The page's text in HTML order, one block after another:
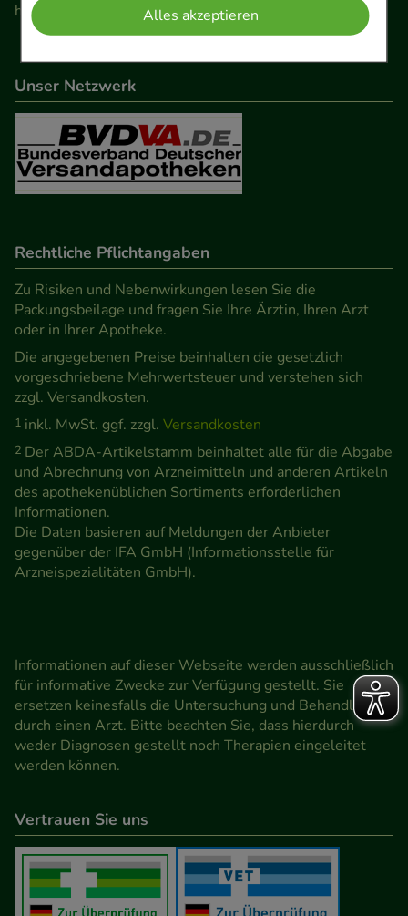
Komfort:Diese Cookies werden genutzt um das
Einkaufserlebnis noch ansprechender zu gestalten,
beispielsweise für die Wiedererkennung des
Besuchers oder unsere Seite an bevorzugte
Verhaltensweisen (z.B. Spracheinstellung)
anzupassen. Komfort-Cookies ermöglichen es uns
auch auf Ihre Bedürfnisse zugeschrittene Inhalte
Statistik & Tracking:Hierüber lassen sich
Informationen über die Art und Weise der Nutzung
unserer Website sammeln, mit deren Hilfe wir
unsere Website weiter für Sie optimieren können,
den Inhalt auf unserer Website aber auch die
Werbung auf Drittseiten möglichst relevant für Sie
zu gestalten. Bitte beachten Sie, dass Daten hierfür
teilweise an Dritte wie z.B. Google oder soziale
Medien übertragen werden.
Alles akzeptieren
Unser Netzwerk
Rechtliche Pflichtangaben
Zu Risiken und Nebenwirkungen lesen Sie die
Packungsbeilage und fragen Sie Ihre Ärztin, Ihren Arzt
oder in Ihrer Apotheke.
Die angegebenen Preise beinhalten die gesetzlich
vorgeschriebene Mehrwertsteuer und verstehen sich
zzgl. Versandkosten.
1 inkl. MwSt. ggf. zzgl. Versandkosten
2 Der ABDA-Artikelstamm beinhaltet alle für die Abgabe
und Abrechnung von Arzneimitteln und anderen Artikeln
des apothekenüblichen Sortiments erforderlichen
Informationen.
Die Daten basieren auf Meldungen der Anbieter
gegenüber der IFA GmbH (Informationsstelle für
Arzneispezialitäten GmbH).
Informationen auf dieser Webseite werden ausschließlich
für informative Zwecke zur Verfügung gestellt. Sie
ersetzen keinesfalls die Untersuchung und Behandlung
durch einen Arzt. Bitte beachten Sie, dass hierdurch
weder Diagnosen gestellt noch Therapien eingeleitet
werden können.
Vertrauen Sie uns